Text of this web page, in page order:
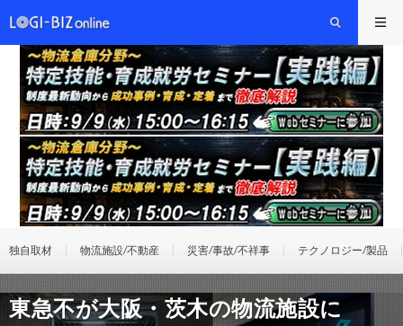
独自取材 物流施設/不動産 災害/事故/不祥事 テクノロジー/製品
東急不が大阪・茨木の物流施設に